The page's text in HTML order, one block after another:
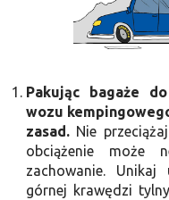
Pakując bagaże
wozu
zasad. Nie
obciążenie może
zachowanie. Unikaj
górnej krawędzi